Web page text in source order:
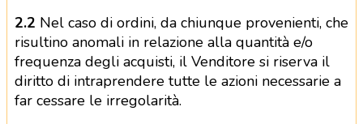
2.2 Nel caso di ordini, da chiunque provenienti, che
risultino anomali in relazione alla quantità e/o
frequenza degli acquisti, il Venditore si riserva il
diritto di intraprendere tutte le azioni necessarie a
far cessare le irregolarità.